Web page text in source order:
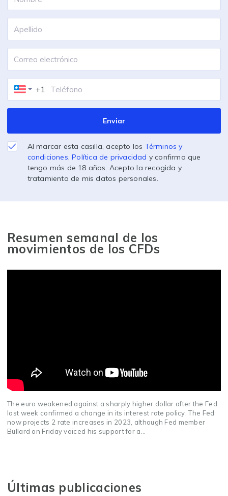
+1
Al marcar esta casilla, acepto los Términos y
condiciones,Política de privacidad y confirmo que
tengo más de 18 años. Acepto la recogida y
tratamiento de mis datos personales.
Enviar
Últimas publicaciones
Resumen semanal de los
movimientos de los CFDs
The euro weakened against a sharply higher dollar after the Fed
last week confirmed a change in its interest rate policy. The Fed
now projects 2 rate increases in 2023, although Fed member
Bullard on Friday voiced his support for a...